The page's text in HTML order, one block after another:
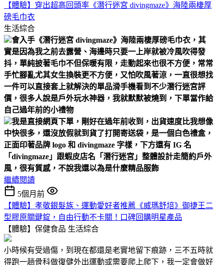
【體驗】穿出超高回頭率《潛行迷宮 divingmaze》海陸兩棲厚
磅毛巾衣
生活綜合
會入手《潛行迷宮 divingmaze》海陸兩棲厚磅毛巾衣，其
實是因為我之前去露營、海邊時只要一上岸就被冷風吹得發
抖，單純披著毛巾不但保暖有限，走動起來也很不方便，常常
手忙腳亂尤其女生換裝更不方便，又怕吹風著涼，一直很想找
一件可以直接套上就解決的單品滑手機看到不少潛行迷宮評
價，很多人說是戶外玩水神器，我就默默被燒到，下單當作給
自己過年前的小禮物
我是直接網頁下單，剛好在過年前收到，出貨速度比我想像
中快很多，還沒放假就到貨了打開寄送袋，是一個白色禮盒，
正面印著品牌 logo 和 divingmaze 字樣，下方還有 IG 名
「divingmaze」跟蝦皮店名「潛行迷宮」 整體設計走簡約戶外
風，很有質感，不說我還以為是什麼精品服飾
繼續閱讀
5個月前
【體驗】孝敬銀髮族、運動愛好者推薦《威瑪舒培》御捷王二
型膠原關鍵錠，自由行動不卡關！口碑回購明星產品
【體驗】保健食品 生活綜合
小時候有受過傷，到現在都還是老實地留下痕跡，三不五時就
得跑一趟骨科做復健外出運動或需要爬上爬下，我一定會做好